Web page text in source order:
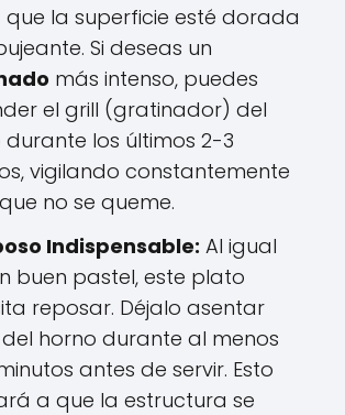
la superficie esté dorada
Si deseas un
más intenso, puedes
el grill (gratinador) del
durante los últimos 2-3
vigilando constantemente
no se queme.
Indispensable: Al igual
buen pastel, este plato
reposar. Déjalo asentar
horno durante al menos
antes de servir. Esto
a que la estructura se